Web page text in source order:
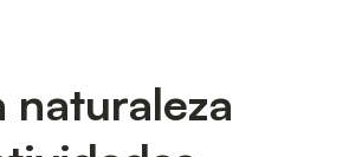
naturaleza